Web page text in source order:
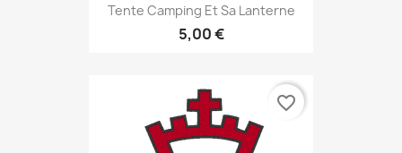
Tente Camping Et Sa Lanterne
5,00 €
favorite_border